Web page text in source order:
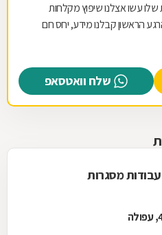
שלו עשו אצלנו שיפוץ מקלחות
הראשון קבלנו מידע, יחס חם
נהדרת, במחיר הוגן, סיום לפני
עליו במאמץ אדיר להספיק ללוז
מכל הלב. ממליצה בחום, ללא ספק
נוספות בעת הצורך.
שלח וואטסאפ
מסגרות